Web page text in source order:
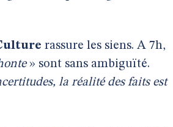
rassure les siens. A 7h,
» sont sans ambiguïté.
la réalité des faits est